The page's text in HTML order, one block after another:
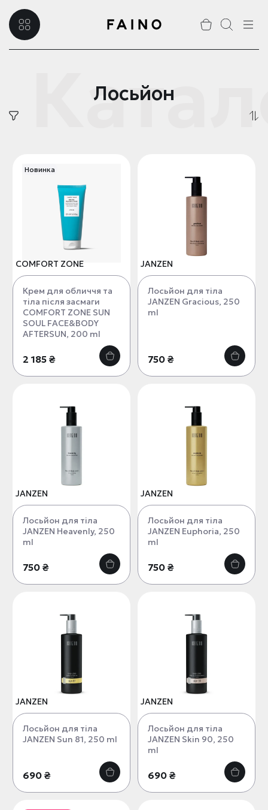
Лосьйон
Новинка
COMFORT ZONE
Крем для обличчя та
тіла після засмаги
COMFORT ZONE SUN
SOUL FACE&BODY
AFTERSUN, 200 ml
2 185 ₴
JANZEN
Лосьйон для тіла
JANZEN Gracious, 250
ml
750 ₴
JANZEN
Лосьйон для тіла
JANZEN Heavenly, 250
ml
750 ₴
JANZEN
Лосьйон для тіла
JANZEN Euphoria, 250
ml
750 ₴
JANZEN
Лосьйон для тіла
JANZEN Sun 81, 250 ml
690 ₴
JANZEN
Лосьйон для тіла
JANZEN Skin 90, 250
ml
690 ₴